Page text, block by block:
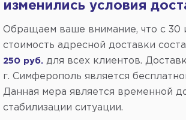
нас найти
магазин: ул.
изменились условия
Обращаем ваше внимание, что c 30
стоимость адресной доставки
250 руб.
для всех клиентов.
г. Симферополь является
Данная мера является временной
стабилизации ситуации.